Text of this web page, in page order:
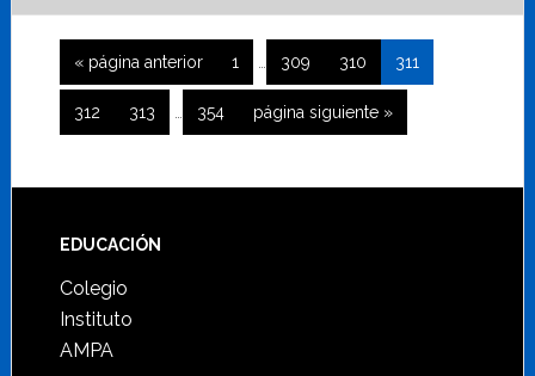
« Ir
a
la
página anterior Página
1
omitidas
Página
309 Página
310 Página
311
Página
312 Página
313
intermedias
Página
354
Ir
a
página siguiente »
Footer
EDUCACIÓN
Colegio
Instituto
AMPA